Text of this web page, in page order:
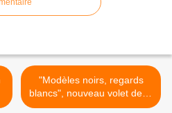
"Modèles noirs, regards
blancs", nouveau volet de la
collection "Le doc